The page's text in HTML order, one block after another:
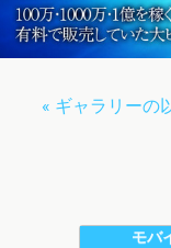
« ギャラリーの
モバ